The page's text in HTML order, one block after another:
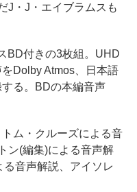
J・J・エイブラムスも
BD付きの3枚組。UHD
Dolby Atmos、日本語
る。BDの本編音声
ム・クルーズによる音
ン(編集)による音声解
音声解説、アイソレ